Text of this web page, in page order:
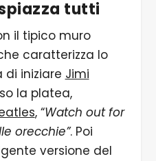
tutti
il tipico muro
caratterizza lo
di iniziare Jimi
la platea,
, “Watch out for
orecchie”. Poi
versione del